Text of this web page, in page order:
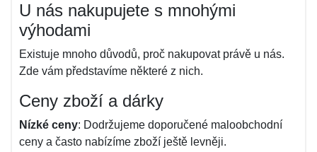
U nás nakupujete s mnohými
výhodami
Existuje mnoho důvodů, proč nakupovat právě u nás.
Zde vám představíme některé z nich.
Ceny zboží a dárky
Nízké ceny: Dodržujeme doporučené maloobchodní
ceny a často nabízíme zboží ještě levněji.